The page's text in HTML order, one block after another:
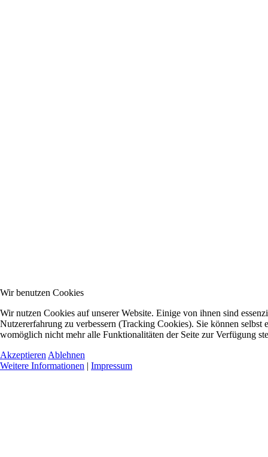
Wir benutzen Cookies
Wir nutzen Cookies auf unserer Website. Einige von ihnen sind
Nutzererfahrung zu verbessern (Tracking Cookies). Sie können
womöglich nicht mehr alle Funktionalitäten der Seite zur Verfügung
Akzeptieren Ablehnen
Weitere Informationen | Impressum